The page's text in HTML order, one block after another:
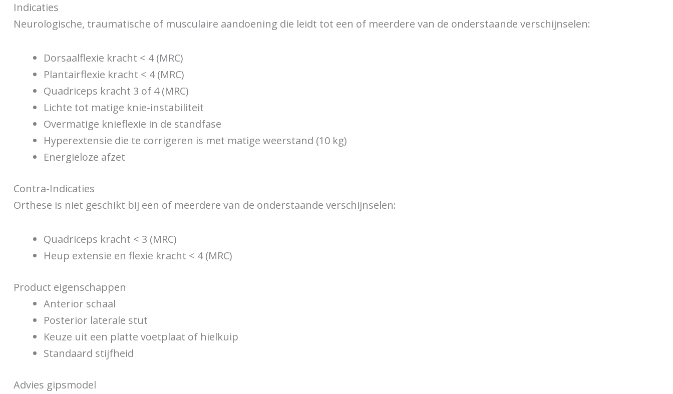
Indicaties
Neurologische, traumatische of musculaire aandoening die leidt tot een of meerdere van de onderstaande verschijnselen:
Dorsaalflexie kracht < 4 (MRC)
Plantairflexie kracht < 4 (MRC)
Quadriceps kracht 3 of 4 (MRC)
Lichte tot matige knie-instabiliteit
Overmatige knieflexie in de standfase
Hyperextensie die te corrigeren is met matige weerstand (10 kg)
Energieloze afzet
Contra-Indicaties
Orthese is niet geschikt bij een of meerdere van de onderstaande verschijnselen:
Quadriceps kracht < 3 (MRC)
Heup extensie en flexie kracht < 4 (MRC)
Product eigenschappen
Anterior schaal
Posterior laterale stut
Keuze uit een platte voetplaat of hielkuip
Standaard stijfheid
Advies gipsmodel